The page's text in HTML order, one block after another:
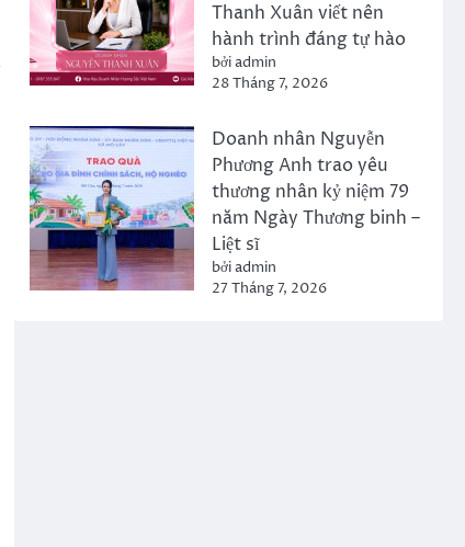
Thanh Xuân viết nên
hành trình đáng tự hào
bởi admin
28 Tháng 7, 2026
Doanh nhân Nguyễn
Phương Anh trao yêu
thương nhân kỷ niệm 79
năm Ngày Thương binh –
Liệt sĩ
bởi admin
27 Tháng 7, 2026